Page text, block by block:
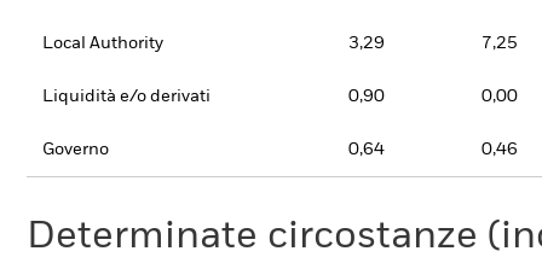
Local Authority 3,29 7,25
Liquidità e/o derivati 0,90 0,00
Governo 0,64 0,46
Determinate circostanze